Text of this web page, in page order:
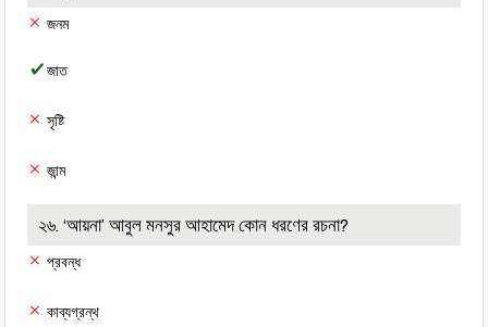
জনম
জাত
সৃষ্টি
জান্ম
২৬. ‘আয়না’ আবুল মনসুর আহামেদ কোন ধরণের রচনা?
প্রবন্ধ
কাব্যগ্রন্থ